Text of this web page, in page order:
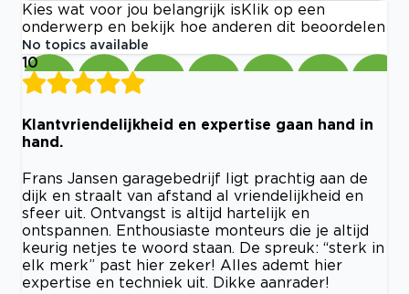
Kies wat voor jou belangrijk is Klik op een
onderwerp en bekijk hoe anderen dit beoordelen
No topics available
10
Klantvriendelijkheid en expertise gaan hand in
hand.
Frans Jansen garagebedrijf ligt prachtig aan de
dijk en straalt van afstand al vriendelijkheid en
sfeer uit. Ontvangst is altijd hartelijk en
ontspannen. Enthousiaste monteurs die je altijd
keurig netjes te woord staan. De spreuk: “sterk in
elk merk” past hier zeker! Alles ademt hier
expertise en techniek uit. Dikke aanrader!